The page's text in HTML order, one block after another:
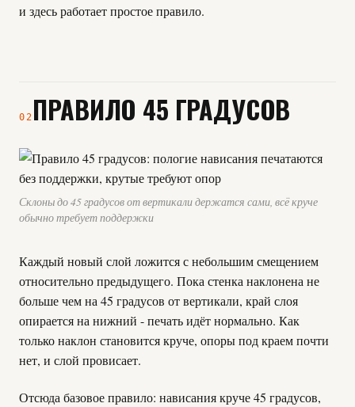
и здесь работает простое правило.
02 ПРАВИЛО 45 ГРАДУСОВ
Склоны до 45 градусов от вертикали держатся сами, всё круче
обычно требует поддержки
Каждый новый слой ложится с небольшим смещением
относительно предыдущего. Пока стенка наклонена не
больше чем на 45 градусов от вертикали, край слоя
опирается на нижний - печать идёт нормально. Как
только наклон становится круче, опоры под краем почти
нет, и слой провисает.
Отсюда базовое правило: нависания круче 45 градусов,